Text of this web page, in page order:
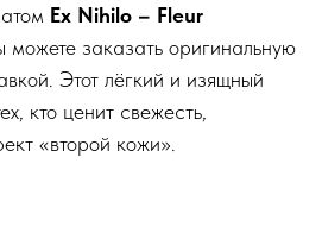
Ex Nihilo – Fleur
можете заказать оригинальную
Этот лёгкий и изящный
кто ценит свежесть,
«второй кожи».